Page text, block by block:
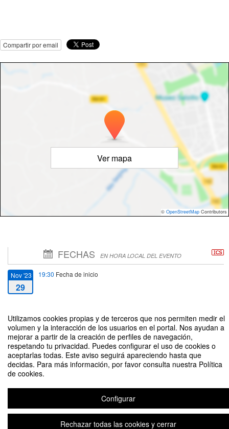
Utilizamos cookies propias y de terceros que nos permiten medir el
volumen y la interacción de los usuarios en el portal. Nos ayudan a
mejorar a partir de la creación de perfiles de navegación,
respetando tu privacidad. Puedes configurar el uso de cookies o
aceptarlas todas. Este aviso seguirá apareciendo hasta que
decidas. Para más información, por favor consulta nuestra Política
de cookies.
Configurar
Rechazar todas las cookies y cerrar
Compartir por email
Ver mapa
© OpenStreetMap Contributors
FECHAS EN HORA LOCAL DEL EVENTO
Nov '23
29
19:30 Fecha de inicio
29
Gómez Caffarena.
Plataforma de organización de eventos Symposium